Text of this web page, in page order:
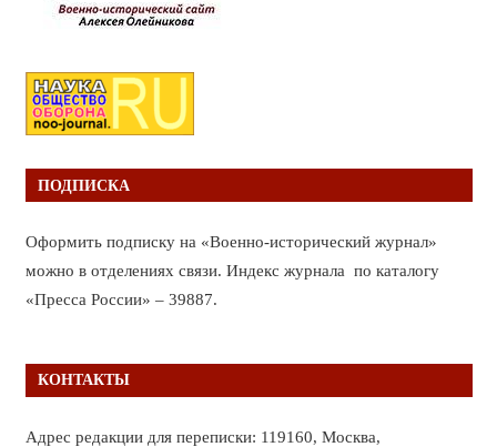
ПОДПИСКА
Оформить подписку на «Военно-исторический журнал»
можно в отделениях связи. Индекс журнала по каталогу
«Пресса России» – 39887.
КОНТАКТЫ
Адрес редакции для переписки: 119160, Москва,